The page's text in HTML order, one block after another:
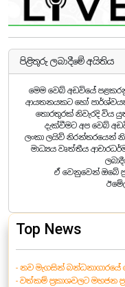
පිළිතුරු ලබාදීමේ අයිතිය
මෙම වෙබ් අඩවියේ
ආයතනයකට හෝ
තොරතුරක් නිවැරදි විය
දැක්වීමට අප වෙබ්
ලංකා ලයිව් නිරන්තරයෙන්
මාධ්‍යය වෘත්තීය
ඒ වෙනුවෙන් ඔබේ
Top News
- නව මැගසින්
- වත්කම් ප්‍රකාශවලට මහජන